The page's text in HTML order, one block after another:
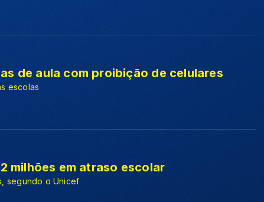
de aula com proibição de celulares
escolas
milhões em atraso escolar
segundo o Unicef